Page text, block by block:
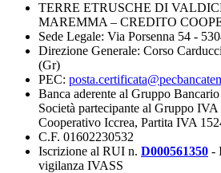
TERRE ETRUSCHE DI
MAREMMA – CREDITO
Sede Legale: Via Porsenna 54 -
Direzione Generale: Corso
(Gr)
PEC:
Banca aderente al Gruppo
Società partecipante al Gruppo
Cooperativo Iccrea, Partita IVA
C.F. 01602230532
Iscrizione al RUI n. D000561350 -
vigilanza IVASS